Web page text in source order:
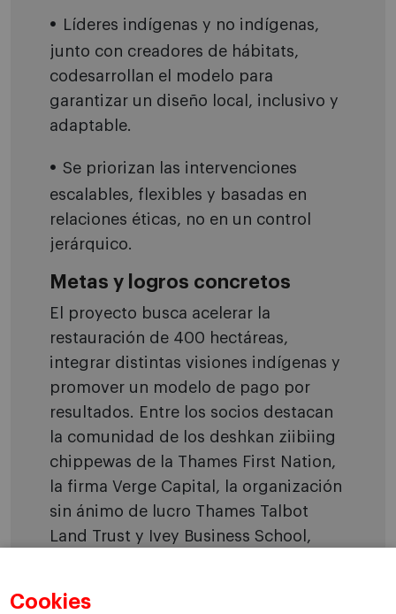
Cookies
Líderes indígenas y no indígenas,
junto con creadores de hábitats,
codesarrollan el modelo para
garantizar un diseño local, inclusivo y
adaptable.
Se priorizan las intervenciones
escalables, flexibles y basadas en
relaciones éticas, no en un control
jerárquico.
Metas y logros concretos
El proyecto busca acelerar la
restauración de 400 hectáreas,
integrar distintas visiones indígenas y
promover un modelo de pago por
resultados. Entre los socios destacan
la comunidad de los deshkan ziibiing
chippewas de la Thames First Nation,
la firma Verge Capital, la organización
sin ánimo de lucro Thames Talbot
Land Trust y Ivey Business School,